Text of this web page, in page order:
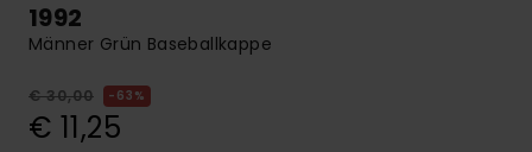
1992
Männer Grün Baseballkappe
€ 30,00 63%
€ 11,25